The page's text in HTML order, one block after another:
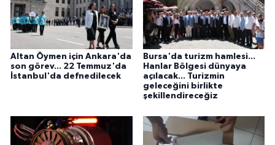
Altan Öymen için Ankara'da
son görev... 22 Temmuz'da
İstanbul'da defnedilecek
Bursa'da turizm hamlesi...
Hanlar Bölgesi dünyaya
açılacak... Turizmin
geleceğini birlikte
şekillendireceğiz